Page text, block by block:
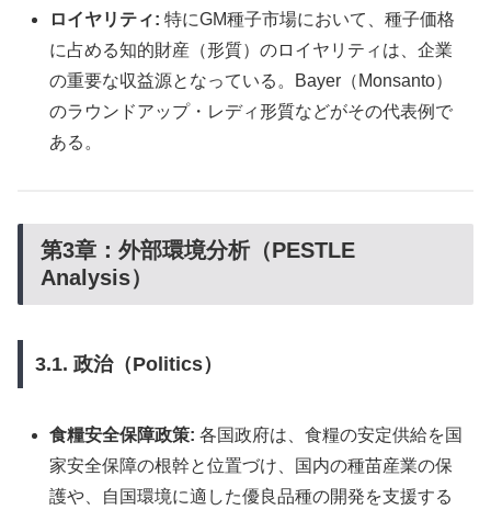
ロイヤリティ: 特にGM種子市場において、種子価格
に占める知的財産（形質）のロイヤリティは、企業
の重要な収益源となっている。Bayer（Monsanto）
のラウンドアップ・レディ形質などがその代表例で
ある。
第3章：外部環境分析（PESTLE
Analysis）
3.1. 政治（Politics）
食糧安全保障政策: 各国政府は、食糧の安定供給を国
家安全保障の根幹と位置づけ、国内の種苗産業の保
護や、自国環境に適した優良品種の開発を支援する